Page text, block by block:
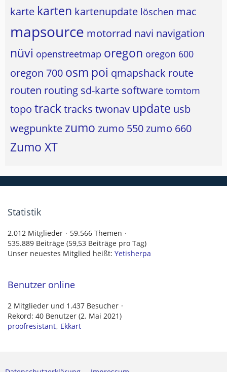
karte karten kartenupdate löschen mac
mapsource motorrad navi navigation
nüvi openstreetmap oregon oregon 600
oregon 700 osm poi qmapshack route
routen routing sd-karte software tomtom
topo tracktracks twonav update usb
wegpunkte zumo zumo 550zumo 660
Zumo XT
Statistik
2.012 Mitglieder
59.566 Themen
535.889 Beiträge (59,53 Beiträge pro Tag)
Unser neuestes Mitglied heißt: Yetisherpa
Benutzer online
2 Mitglieder und 1.437 Besucher
Rekord: 40 Benutzer (2. Mai 2021)
proofresistant Ekkart